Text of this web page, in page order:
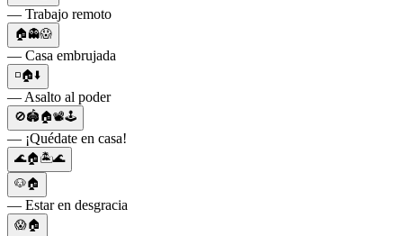
— Trabajo remoto
🏠👻😱
— Casa embrujada
◽🏠⬇️
— Asalto al poder
🚫🏟🏠📽🕹
— ¡Quédate en casa!
🌊🏠🏝🌊
🐶🏠
— Estar en desgracia
😱🏠